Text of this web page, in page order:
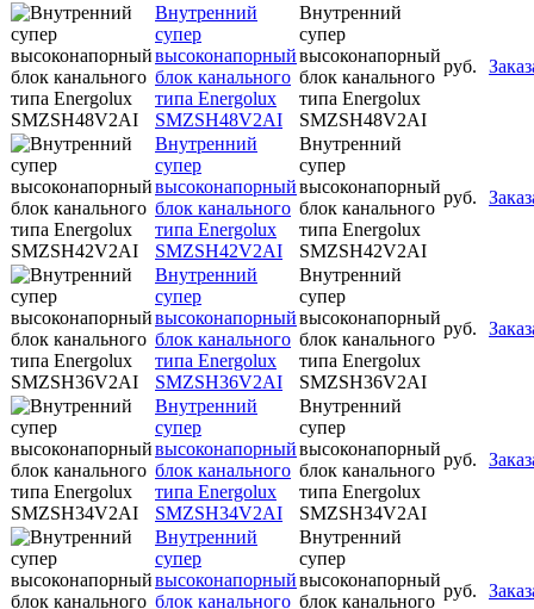
Внутренний
супер
высоконапорный
блок канального
типа Energolux
SMZSH48V2AI
Внутренний
супер
высоконапорный
блок канального
типа Energolux
SMZSH48V2AI
руб.
Внутренний
супер
высоконапорный
блок канального
типа Energolux
SMZSH42V2AI
Внутренний
супер
высоконапорный
блок канального
типа Energolux
SMZSH42V2AI
руб.
Внутренний
супер
высоконапорный
блок канального
типа Energolux
SMZSH36V2AI
Внутренний
супер
высоконапорный
блок канального
типа Energolux
SMZSH36V2AI
руб.
Внутренний
супер
высоконапорный
блок канального
типа Energolux
SMZSH34V2AI
Внутренний
супер
высоконапорный
блок канального
типа Energolux
SMZSH34V2AI
руб.
Внутренний
супер
высоконапорный
блок канального
Внутренний
супер
высоконапорный
блок канального
руб.